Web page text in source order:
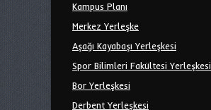
Kampus Planı
Merkez Yerleşke
Aşağı Kayabaşı Yerleşkesi
Spor Bilimleri Fakültesi Yerleşkesi
Bor Yerleşkesi
Derbent Yerleşkesi